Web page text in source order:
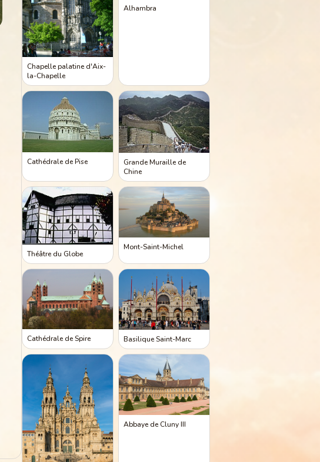
Chapelle palatine d'Aix-
la-Chapelle
Alhambra
Cathédrale de Pise
Grande Muraille de
Chine
Théâtre du Globe
Mont-Saint-Michel
Cathédrale de Spire Basilique Saint-Marc
Abbaye de Cluny III